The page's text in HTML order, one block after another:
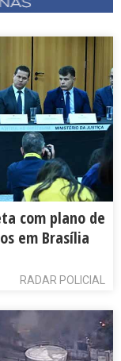
com plano de
em Brasília
RADAR POLICIAL